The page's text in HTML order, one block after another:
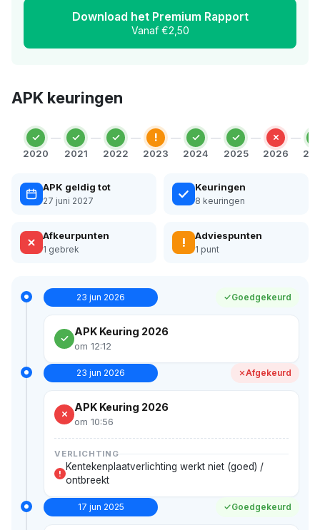
Download het Premium Rapport
Vanaf €2,50
APK keuringen
2020 2021 2022
!
2023 2024 2025 2026
APK geldig tot
27 juni 2027
Keuringen
8 keuringen
Afkeurpunten
1 gebrek ! Adviespunten
1 punt
23 jun 2026 Goedgekeurd
APK Keuring 2026
om 12:12
23 jun 2026 Afgekeurd
APK Keuring 2026
om 10:56
VERLICHTING
!
Kentekenplaatverlichting werkt niet (goed) /
ontbreekt
17 jun 2025 Goedgekeurd